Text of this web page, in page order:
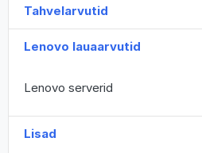
Tahvelarvutid
Lenovo lauaarvutid
Lenovo serverid
Lisad